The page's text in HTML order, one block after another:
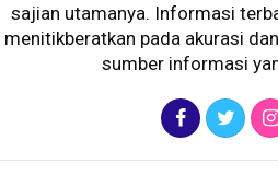
sajian utamanya. Informasi
menitikberatkan pada akurasi
sumber informasi